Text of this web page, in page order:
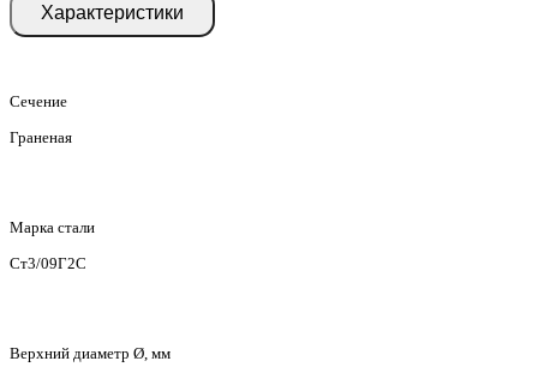
Характеристики
Сечение
Граненая
Марка стали
Ст3/09Г2С
Верхний диаметр Ø, мм